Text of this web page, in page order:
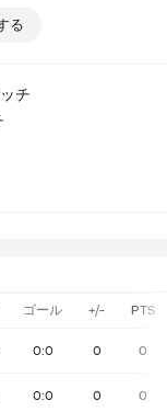
る
チ
ゴール +/- PTS
0:0 0 0
0:0 0 0